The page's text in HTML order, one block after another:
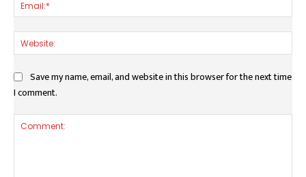
Save my name, email, and website in this browser for the next time
I comment.